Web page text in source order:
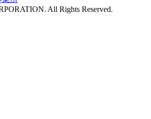
All Rights Reserved.